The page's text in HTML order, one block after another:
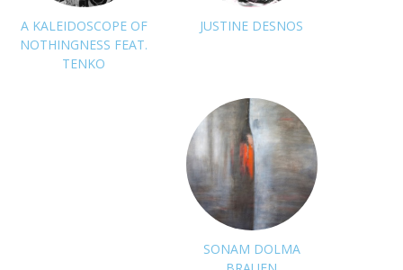
A KALEIDOSCOPE OF
NOTHINGNESS FEAT.
TENKO
JUSTINE DESNOS
SONAM DOLMA